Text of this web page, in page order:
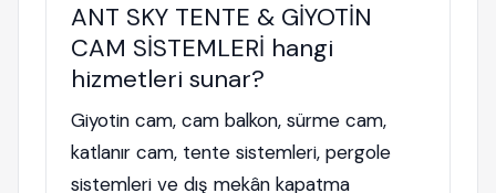
ANT SKY TENTE & GİYOTİN
CAM SİSTEMLERİ hangi
hizmetleri sunar?
Giyotin cam, cam balkon, sürme cam,
katlanır cam, tente sistemleri, pergole
sistemleri ve dış mekân kapatma